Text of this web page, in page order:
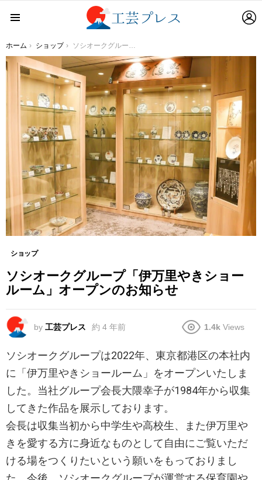
You are here:
ホーム ショップ ソシオークグループ「伊万里やきショールーム」オープンのお知らせ
ショップ
ソシオークグループ「伊万里やきショー
ルーム」オープンのお知らせ
by 工芸プレス 約 4 年前 1.4k Views
ソシオークグループは2022年、東京都港区の本社内
に「伊万里やきショールーム」をオープンいたしま
した。当社グループ会長大隈幸子が1984年から収集
してきた作品を展示しております。
会長は収集当初から中学生や高校生、また伊万里や
きを愛する方に身近なものとして自由にご覧いただ
ける場をつくりたいという願いをもっておりまし